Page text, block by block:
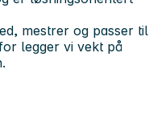
mestrer og passer til
legger vi vekt på